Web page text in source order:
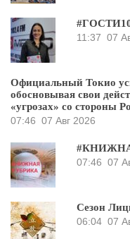
11:37 07
Официальный Токио
обосновывая свои
«угрозах» со стороны
07:46 07 Авг 2026
07:46 07
Сезон
06:04 07